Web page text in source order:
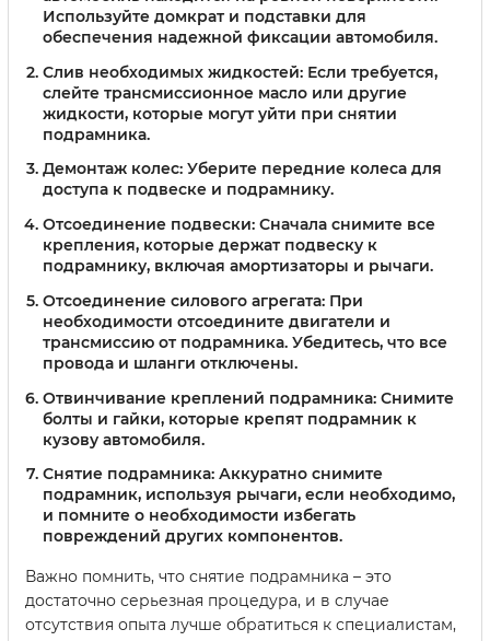
Используйте домкрат и подставки для
обеспечения надежной фиксации автомобиля.
Слив необходимых жидкостей: Если требуется,
слейте трансмиссионное масло или другие
жидкости, которые могут уйти при снятии
подрамника.
Демонтаж колес: Уберите передние колеса для
доступа к подвеске и подрамнику.
Отсоединение подвески: Сначала снимите все
крепления, которые держат подвеску к
подрамнику, включая амортизаторы и рычаги.
Отсоединение силового агрегата: При
необходимости отсоедините двигатели и
трансмиссию от подрамника. Убедитесь, что все
провода и шланги отключены.
Отвинчивание креплений подрамника: Снимите
болты и гайки, которые крепят подрамник к
кузову автомобиля.
Снятие подрамника: Аккуратно снимите
подрамник, используя рычаги, если необходимо,
и помните о необходимости избегать
повреждений других компонентов.
Важно помнить, что снятие подрамника – это
достаточно серьезная процедура, и в случае
отсутствия опыта лучше обратиться к специалистам,